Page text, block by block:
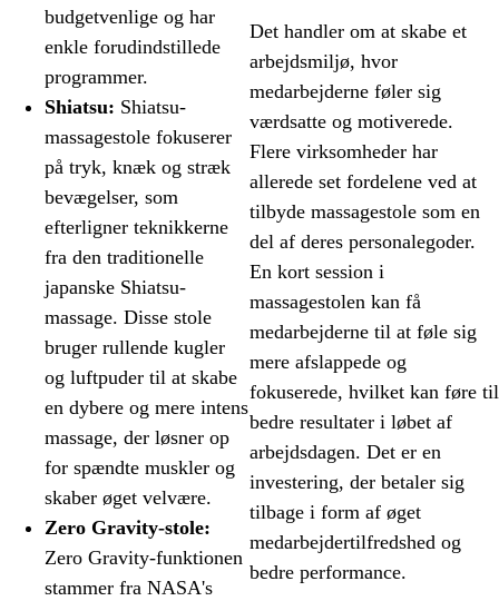
budgetvenlige og har
enkle forudindstillede
programmer.
Shiatsu: Shiatsu-
massagestole fokuserer
på tryk, knæk og stræk
bevægelser, som
efterligner teknikkerne
fra den traditionelle
japanske Shiatsu-
massage. Disse stole
bruger rullende kugler
og luftpuder til at skabe
en dybere og mere intens
massage, der løsner op
for spændte muskler og
skaber øget velvære.
Zero Gravity-stole:
Zero Gravity-funktionen
stammer fra NASA's
Det handler om at skabe et
arbejdsmiljø, hvor
medarbejderne føler sig
værdsatte og motiverede.
Flere virksomheder har
allerede set fordelene ved at
tilbyde massagestole som en
del af deres personalegoder.
En kort session i
massagestolen kan få
medarbejderne til at føle sig
mere afslappede og
fokuserede, hvilket kan føre til
bedre resultater i løbet af
arbejdsdagen. Det er en
investering, der betaler sig
tilbage i form af øget
medarbejdertilfredshed og
bedre performance.